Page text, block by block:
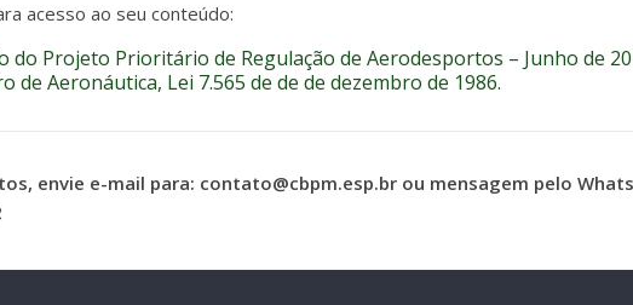
acesso ao seu conteúdo:
do Projeto Prioritário de Regulação de Aerodesportos – Junho de
de Aeronáutica, Lei 7.565 de de de dezembro de 1986.
envie e-mail para: contato@cbpm.esp.br ou mensagem pelo